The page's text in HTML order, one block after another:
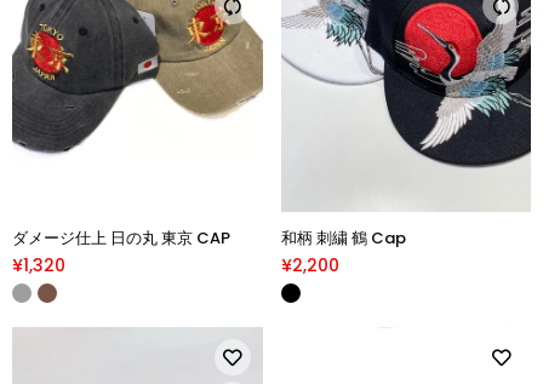
ダメージ仕上 日の丸 東京 CAP
¥1,320
和柄 刺繍 鶴 Cap
¥2,200